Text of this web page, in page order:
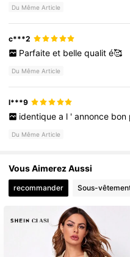
Du Même Article
c***2
Parfaite et belle qualit é🥰
Du Même Article
l***9
identique a l ' annonce bon
Du Même Article
Vous Aimerez Aussi
recommander Sous-